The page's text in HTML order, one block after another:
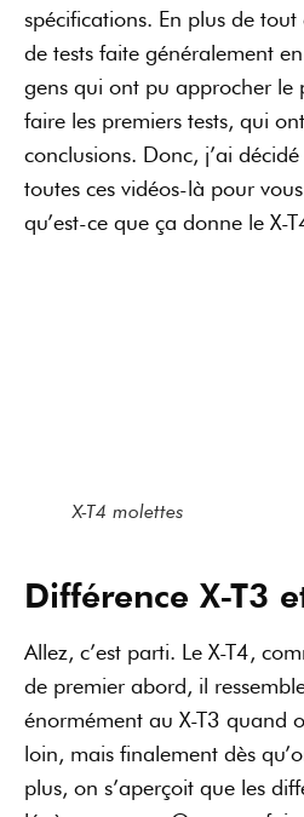
spécifications. En plus de
de tests faite généralement
gens qui ont pu approcher le
faire les premiers tests, qui
conclusions. Donc, j’ai
toutes ces vidéos-là pour
qu’est-ce que ça donne le X-
X-T4 molettes
Différence X-T3
Allez, c’est parti. Le X-T4,
de premier abord, il
énormément au X-T3 quand
loin, mais finalement dès
plus, on s’aperçoit que les